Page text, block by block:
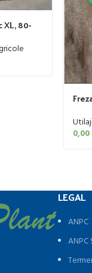
80-
0,00
LEGAL
ANPC
ANPC